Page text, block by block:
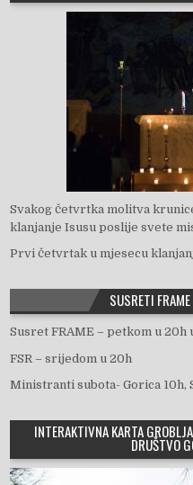
Svakog četvrtka molitva
klanjanje Isusu poslije svete
Prvi četvrtak u mjesecu
SUSRETI
Susret FRAME – petkom u 20h
FSR – srijedom u 20h
Ministranti subota- Gorica 10h,
INTERAKTIVNA KARTA
DRUŠTVO